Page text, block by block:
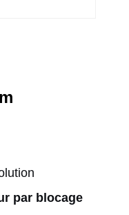
par blocage